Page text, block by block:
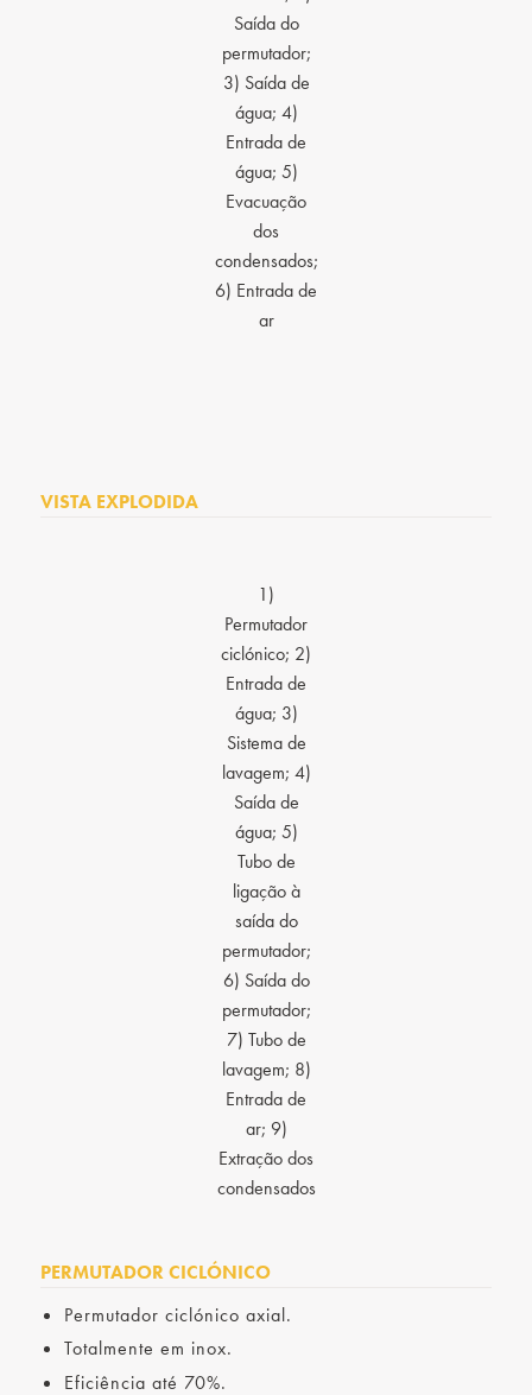
Saída do
permutador;
3) Saída de
água; 4)
Entrada de
água; 5)
Evacuação
dos
condensados;
6) Entrada de
ar
VISTA EXPLODIDA
1)
Permutador
ciclónico; 2)
Entrada de
água; 3)
Sistema de
lavagem; 4)
Saída de
água; 5)
Tubo de
ligação à
saída do
permutador;
6) Saída do
permutador;
7) Tubo de
lavagem; 8)
Entrada de
ar; 9)
Extração dos
condensados
PERMUTADOR CICLÓNICO
Permutador ciclónico axial.
Totalmente em inox.
Eficiência até 70%.